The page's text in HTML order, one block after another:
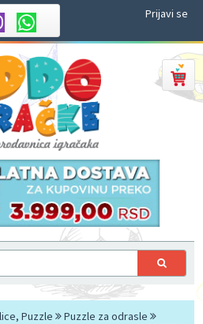
Prijavi se
Puzzle
Puzzle za odrasle